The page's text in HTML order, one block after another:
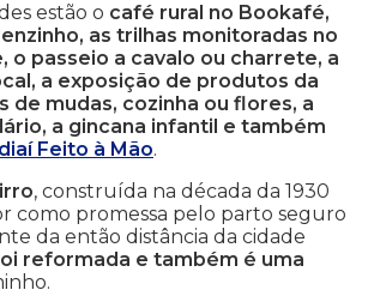
estão o café rural no Bookafé,
as trilhas monitoradas no
o passeio a cavalo ou charrete, a
a exposição de produtos da
de mudas, cozinha ou flores, a
a gincana infantil e também
Feito à Mão.
, construída na década da 1930
como promessa pelo parto seguro
da então distância da cidade
reformada e também é uma